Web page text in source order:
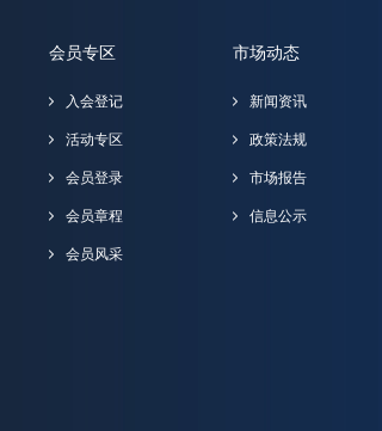
会员专区
入会登记
活动专区
会员登录
会员章程
会员风采
市场动态
新闻资讯
政策法规
市场报告
信息公示